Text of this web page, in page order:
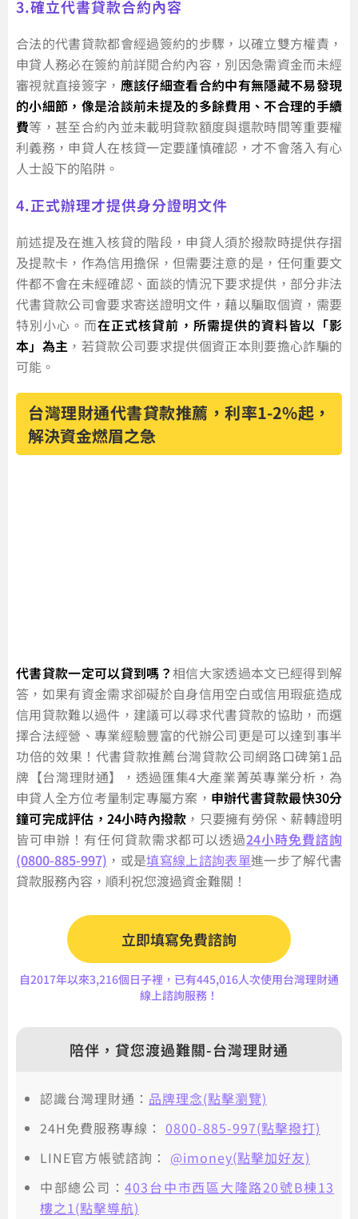
3.確立代書貸款合約內容
合法的代書貸款都會經過簽約的步驟，以確立雙方權責，
申貸人務必在簽約前詳閱合約內容，別因急需資金而未經
審視就直接簽字， 應該仔細查看合約中有無隱藏不易發現
的小細節，像是洽談前未提及的多餘費用、不合理的手續
費等，甚至合約內並未載明貸款額度與還款時間等重要權
利義務，申貸人在核貸一定要謹慎確認，才不會落入有心
人士設下的陷阱。
4.正式辦理才提供身分證明文件
前述提及在進入核貸的階段，申貸人須於撥款時提供存摺
及提款卡，作為信用擔保，但需要注意的是，任何重要文
件都不會在未經確認、面談的情況下要求提供，部分非法
代書貸款公司會要求寄送證明文件，藉以騙取個資，需要
特別小心。而在正式核貸前，所需提供的資料皆以「影
本」為主 ，若貸款公司要求提供個資正本則要擔心詐騙的
可能。
台灣理財通代書貸款推薦，利率1-2%起，
解決資金燃眉之急
代書貸款一定可以貸到嗎？相信大家透過本文已經得到解
答，如果有資金需求卻礙於自身信用空白或信用瑕疵造成
信用貸款難以過件，建議可以尋求代書貸款的協助，而選
擇合法經營、專業經驗豐富的代辦公司更是可以達到事半
功倍的效果！代書貸款推薦台灣貸款公司網路口碑第1品
牌【台灣理財通】，透過匯集4大產業菁英專業分析，為
申貸人全方位考量制定專屬方案， 申辦代書貸款最快30分
鐘可完成評估，24小時內撥款 ，只要擁有勞保、薪轉證明
皆可申辦！有任何貸款需求都可以透過24小時免費諮詢
(0800-885-997) ，或是填寫線上諮詢表單進一步了解代書
貸款服務內容，順利祝您渡過資金難關！
立即填寫免費諮詢
自2017年以來3,216個日子裡，已有445,016人次使用台灣理財通
線上諮詢服務！
陪伴，貸您渡過難關-台灣理財通
認識台灣理財通： 品牌理念(點擊瀏覽)
24H免費服務專線： 0800-885-997(點擊撥打)
LINE官方帳號諮詢： @imoney(點擊加好友)
中部總公司：403台中市西區大隆路20號B棟13
樓之1(點擊導航)